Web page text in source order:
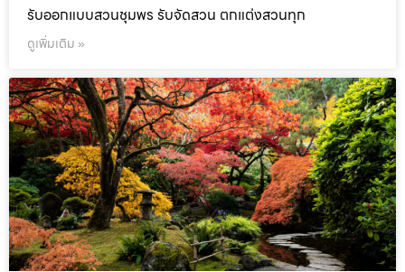
รับออกแบบสวนชุมพร รับจัดสวน ตกแต่งสวนทุก
ดูเพิ่มเติม »